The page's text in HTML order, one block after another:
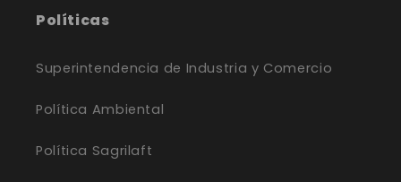
Políticas
Superintendencia de Industria y Comercio
Política Ambiental
Política Sagrilaft